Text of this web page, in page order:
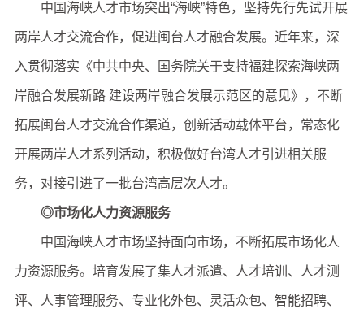
中国海峡人才市场突出“海峡”特色，坚持先行先试开展
两岸人才交流合作，促进闽台人才融合发展。近年来，深
入贯彻落实《中共中央、国务院关于支持福建探索海峡两
岸融合发展新路 建设两岸融合发展示范区的意见》，不断
拓展闽台人才交流合作渠道，创新活动载体平台，常态化
开展两岸人才系列活动，积极做好台湾人才引进相关服
务，对接引进了一批台湾高层次人才。
◎市场化人力资源服务
中国海峡人才市场坚持面向市场，不断拓展市场化人
力资源服务。培育发展了集人才派遣、人才培训、人才测
评、人事管理服务、专业化外包、灵活众包、智能招聘、